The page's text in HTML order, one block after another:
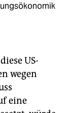
US-
wegen
eine